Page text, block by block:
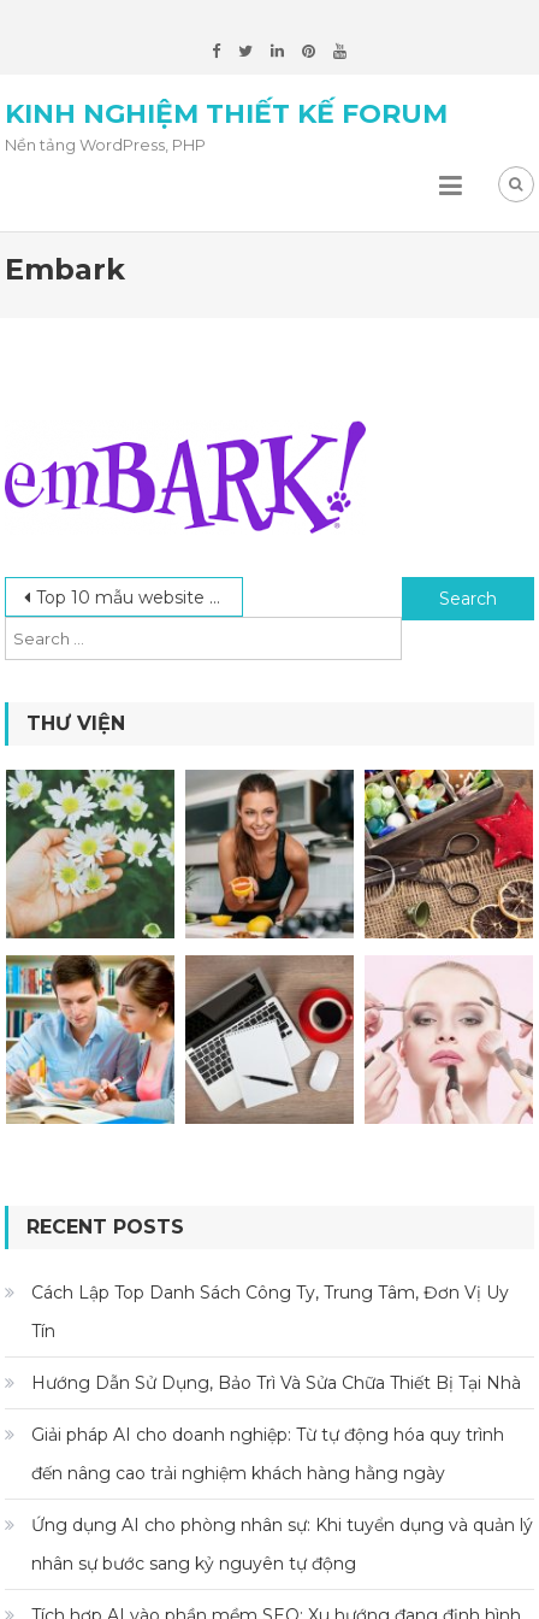
KINH NGHIỆM THIẾT KẾ FORUM
Nền tảng WordPress, PHP
Embark
Post navigation
Top 10 mẫu website forum du lịch Search for:
THƯ VIỆN
RECENT POSTS
Cách Lập Top Danh Sách Công Ty, Trung Tâm, Đơn Vị Uy
Tín
Hướng Dẫn Sử Dụng, Bảo Trì Và Sửa Chữa Thiết Bị Tại Nhà
Giải pháp AI cho doanh nghiệp: Từ tự động hóa quy trình
đến nâng cao trải nghiệm khách hàng hằng ngày
Ứng dụng AI cho phòng nhân sự: Khi tuyển dụng và quản lý
nhân sự bước sang kỷ nguyên tự động